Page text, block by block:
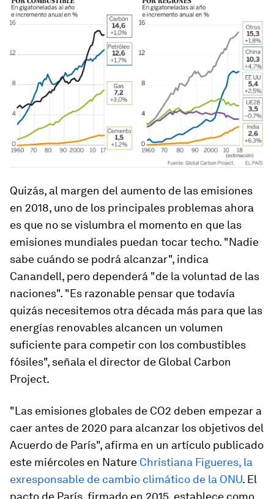
Quizás, al margen del aumento de las emisiones
en 2018, uno de los principales problemas ahora
es que no se vislumbra el momento en que las
emisiones mundiales puedan tocar techo. "Nadie
sabe cuándo se podrá alcanzar", indica
Canandell, pero dependerá "de la voluntad de las
naciones". "Es razonable pensar que todavía
quizás necesitemos otra década más para que las
energías renovables alcancen un volumen
suficiente para competir con los combustibles
fósiles", señala el director de Global Carbon
Project.
"Las emisiones globales de CO2 deben empezar a
caer antes de 2020 para alcanzar los objetivos del
Acuerdo de París", afirma en un artículo publicado
este miércoles en Nature Christiana Figueres, la
exresponsable de cambio climático de la ONU. El
pacto de París, firmado en 2015, establece como